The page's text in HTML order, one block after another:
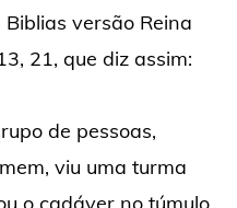
versão Reina
21, que diz assim:
de pessoas,
viu uma turma